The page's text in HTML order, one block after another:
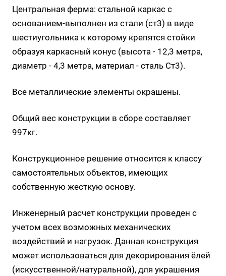
Центральная ферма: стальной каркас с
основанием-выполнен из стали (ст3) в виде
шестиугольника к которому крепятся стойки
образуя каркасный конус (высота - 12,3 метра,
диаметр - 4,3 метра, материал - сталь Ст3).
Все металлические элементы окрашены.
Общий вес конструкции в сборе составляет
997кг.
Конструкционное решение относится к классу
самостоятельных объектов, имеющих
собственную жесткую основу.
Инженерный расчет конструкции проведен с
учетом всех возможных механических
воздействий и нагрузок. Данная конструкция
может использоваться для декорирования ёлей
(искусственной/натуральной), для украшения